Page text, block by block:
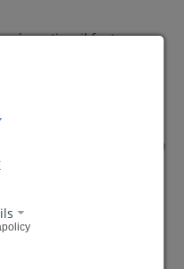
réparation, il faut
pièces de machines
particules de
peuvent causer des
spéciaux (additifs)
L’effet est
que l’additif est mis
en raison de la
et la surface de la